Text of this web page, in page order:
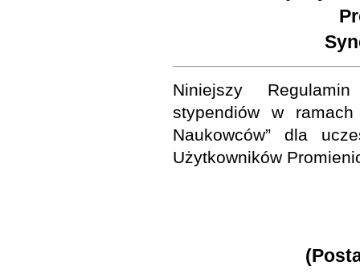
Niniejszy
stypendiów w ramach
Naukowców” dla
Użytkowników